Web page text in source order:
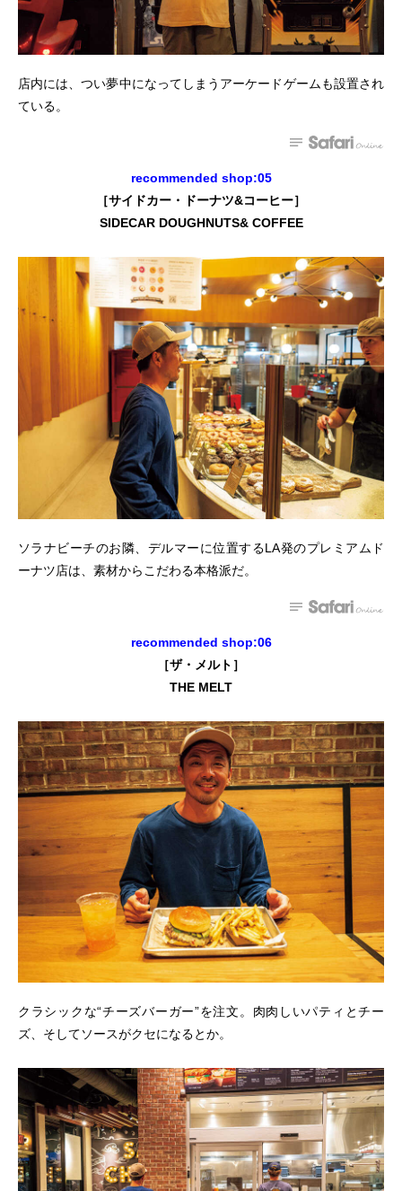
店内には、つい夢中になってしまうアーケードゲームも設置され
ている。
recommended shop:05
［サイドカー・ドーナツ&コーヒー］
SIDECAR DOUGHNUTS& COFFEE
ソラナビーチのお隣、デルマーに位置するLA発のプレミアムド
ーナツ店は、素材からこだわる本格派だ。
recommended shop:06
［ザ・メルト］
THE MELT
クラシックな“チーズバーガー”を注文。肉肉しいパティとチー
ズ、そしてソースがクセになるとか。